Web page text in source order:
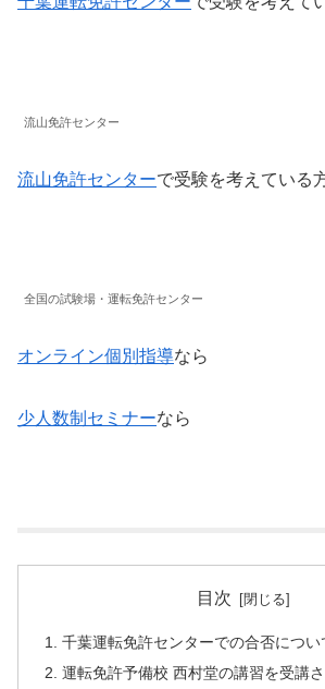
流山免許センター
流山免許センターで受験を考えている
全国の試験場・運転免許センター
オンライン個別指導なら
少人数制セミナーなら
目次
千葉運転免許センターでの合否につい
運転免許予備校 西村堂の講習を受講